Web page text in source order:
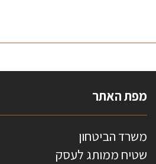
מפת האתר
משרד הביטחון
שטיח ממותג לעסק